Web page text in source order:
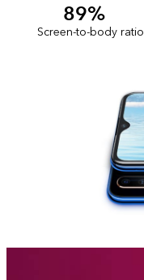
89%
Screen-to-body ratio